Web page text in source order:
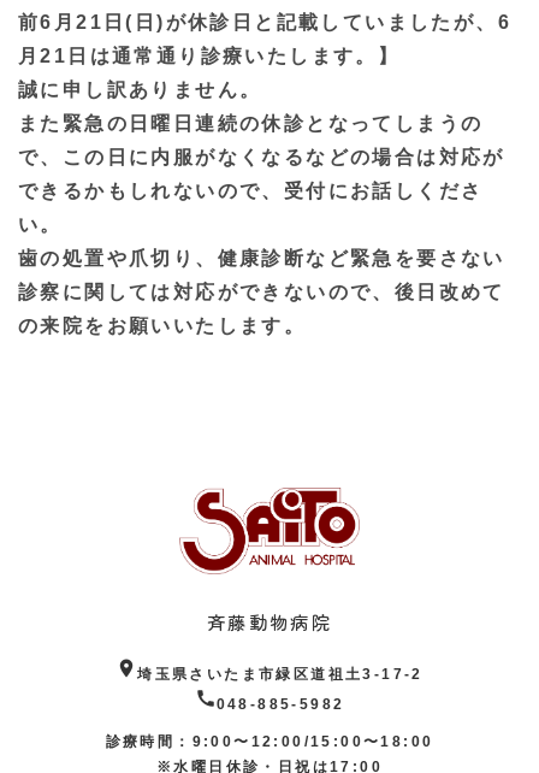
前6月21日(日)が休診日と記載していましたが、6
月21日は通常通り診療いたします。】
誠に申し訳ありません。
また緊急の日曜日連続の休診となってしまうの
で、この日に内服がなくなるなどの場合は対応が
できるかもしれないので、受付にお話しくださ
い。
歯の処置や爪切り、健康診断など緊急を要さない
診察に関しては対応ができないので、後日改めて
の来院をお願いいたします。
斉藤動物病院
location_on埼玉県さいたま市緑区道祖土3-17-2
call048-885-5982
診療時間：9:00〜12:00/15:00〜18:00
※水曜日休診・日祝は17:00